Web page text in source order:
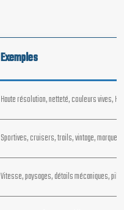
Exemples
Haute résolution, netteté, couleurs vives,
Sportives, cruisers, trails, vintage,
Vitesse, paysages, détails mécaniques,